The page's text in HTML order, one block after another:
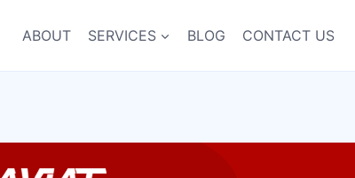
ABOUT SERVICES BLOG CONTACT US